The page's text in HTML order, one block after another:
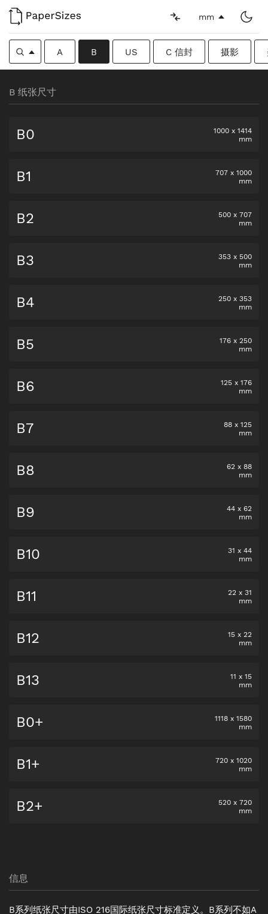
mm
A B US C 信封 摄影
B 纸张尺寸
B0 1000 x 1414
mm
B1 707 x 1000
mm
B2 500 x 707
mm
B3 353 x 500
mm
B4 250 x 353
mm
B5 176 x 250
mm
B6 125 x 176
mm
B7 88 x 125
mm
B8 62 x 88
mm
B9 44 x 62
mm
B10 31 x 44
mm
B11 22 x 31
mm
B12 15 x 22
mm
B13 11 x 15
mm
B0+ 1118 x 1580
mm
B1+ 720 x 1020
mm
B2+ 520 x 720
mm
信息
B系列纸张尺寸由ISO 216国际纸张尺寸标准定义。B系列不如A